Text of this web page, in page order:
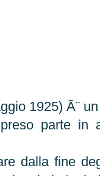
1925) Ã¨
parte in
dalla fine